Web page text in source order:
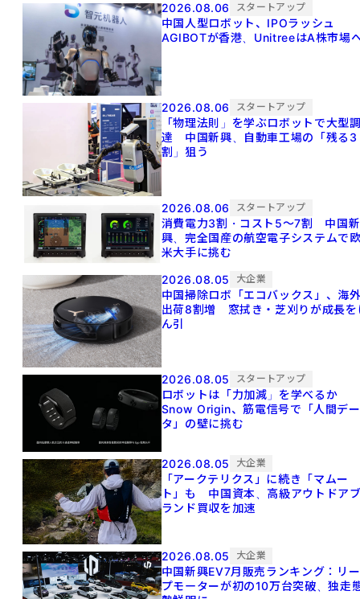
2026.08.06 スタートアップ
中国人型ロボット、IPOラッシュ
AGIBOTが香港、UnitreeはA株市場
2026.08.06 スタートアップ
「物理法則」を学ぶロボットで大型
達 中国新興、自動車工場の「残る3
割」狙う
2026.08.06 スタートアップ
消費電力3割・コスト5〜7割 中国新
興、完全国産の航空電子システムで
米大手に挑む
2026.08.05
大企業
中国掃除ロボ「エコバックス」、海
出荷8割増 窓拭き・芝刈りが成長を
ん引
2026.08.05 スタートアップ
ロボットは「力加減」を学べるか
Snow Origin、筋電信号で「人間デー
タ」の壁に挑む
2026.08.05 大企業
「アークテリクス」に続き「マムー
ト」も 中国資本、高級アウトドア
ランド買収を加速
2026.08.05 大企業
中国新興EV7月販売ランキング：リー
プモーターが初の10万台突破、独走